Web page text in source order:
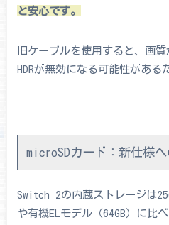
と安心です。
旧ケーブルを使用すると、画質
HDRが無効になる可能性がある
microSDカード：新仕様
Switch 2の内蔵ストレージは
や有機ELモデル（64GB）に比